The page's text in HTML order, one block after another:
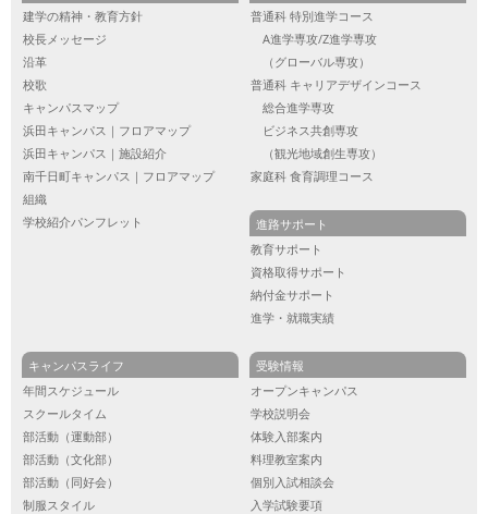
建学の精神・教育方針
校長メッセージ
沿革
校歌
キャンパスマップ
浜田キャンパス｜フロアマップ
浜田キャンパス｜施設紹介
南千日町キャンパス｜フロアマップ
組織
学校紹介パンフレット
普通科 特別進学コース
A進学専攻/Z進学専攻
（グローバル専攻）
普通科 キャリアデザインコース
総合進学専攻
ビジネス共創専攻
（観光地域創生専攻）
家庭科 食育調理コース
進路サポート
教育サポート
資格取得サポート
納付金サポート
進学・就職実績
キャンパスライフ
年間スケジュール
スクールタイム
部活動（運動部）
部活動（文化部）
部活動（同好会）
制服スタイル
受験情報
オープンキャンパス
学校説明会
体験入部案内
料理教室案内
個別入試相談会
入学試験要項